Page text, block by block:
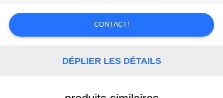
PLAN
CONTACT!
DÉPLIER LES DÉTAILS